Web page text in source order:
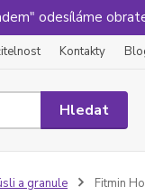
odesíláme
Kontakty
Hledat
a granule Fitmin